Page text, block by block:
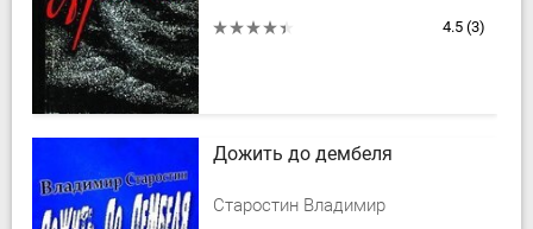
бой подчиненных. Направленный
4.5 (3)
Дожить до дембеля
Старостин Владимир